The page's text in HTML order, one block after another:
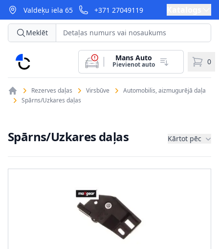
Valdeķu iela 65 +371 27049119
CarParts
Meklēt
Mans Auto
Pievienot auto 0
Rezerves daļas Virsbūve
Automobilis, aizmugurējā daļa
Spārns/Uzkares daļas
Spārns/Uzkares daļas Kārtot pēc